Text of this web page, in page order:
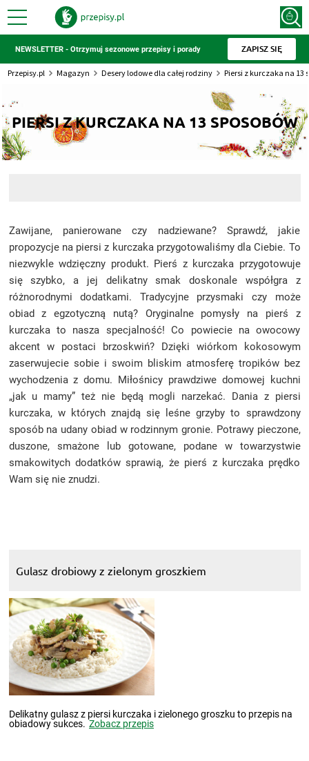
NEWSLETTER - Otrzymuj sezonowe przepisy i porady ZAPISZ SIĘ
Przepisy.pl Magazyn Desery lodowe dla całej rodziny Piersi z kurczaka na 13
PIERSI Z KURCZAKA NA 13 SPOSOBÓW
Zawijane, panierowane czy nadziewane? Sprawdź, jakie
propozycje na piersi z kurczaka przygotowaliśmy dla Ciebie. To
niezwykle wdzięczny produkt. Pierś z kurczaka przygotowuje
się szybko, a jej delikatny smak doskonale współgra z
różnorodnymi dodatkami. Tradycyjne przysmaki czy może
obiad z egzotyczną nutą? Oryginalne pomysły na pierś z
kurczaka to nasza specjalność! Co powiecie na owocowy
akcent w postaci brzoskwiń? Dzięki wiórkom kokosowym
zaserwujecie sobie i swoim bliskim atmosferę tropików bez
wychodzenia z domu. Miłośnicy prawdziwe domowej kuchni
„jak u mamy” też nie będą mogli narzekać. Dania z piersi
kurczaka, w których znajdą się leśne grzyby to sprawdzony
sposób na udany obiad w rodzinnym gronie. Potrawy pieczone,
duszone, smażone lub gotowane, podane w towarzystwie
smakowitych dodatków sprawią, że pierś z kurczaka prędko
Wam się nie znudzi.
Gulasz drobiowy z zielonym groszkiem
Delikatny gulasz z piersi kurczaka i zielonego groszku to przepis na
obiadowy sukces. Zobacz przepis